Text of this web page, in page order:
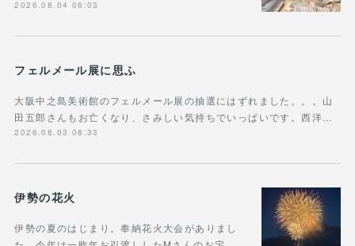
2026.08.04 06:03
フェルメール展に思ふ
大阪中之島美術館のフェルメール展の抽選にはずれました。。。山
田五郎さんもお亡くなり、さみしい気持ちでいっぱいです。西洋…
2026.08.03 08:33
伊勢の花火
伊勢の夏のはじまり。奉納花火大会がありまし